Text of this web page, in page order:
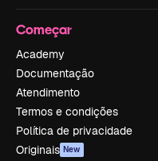
Começar
Academy
Documentação
Atendimento
Termos e condições
Política de privacidade
Originais New